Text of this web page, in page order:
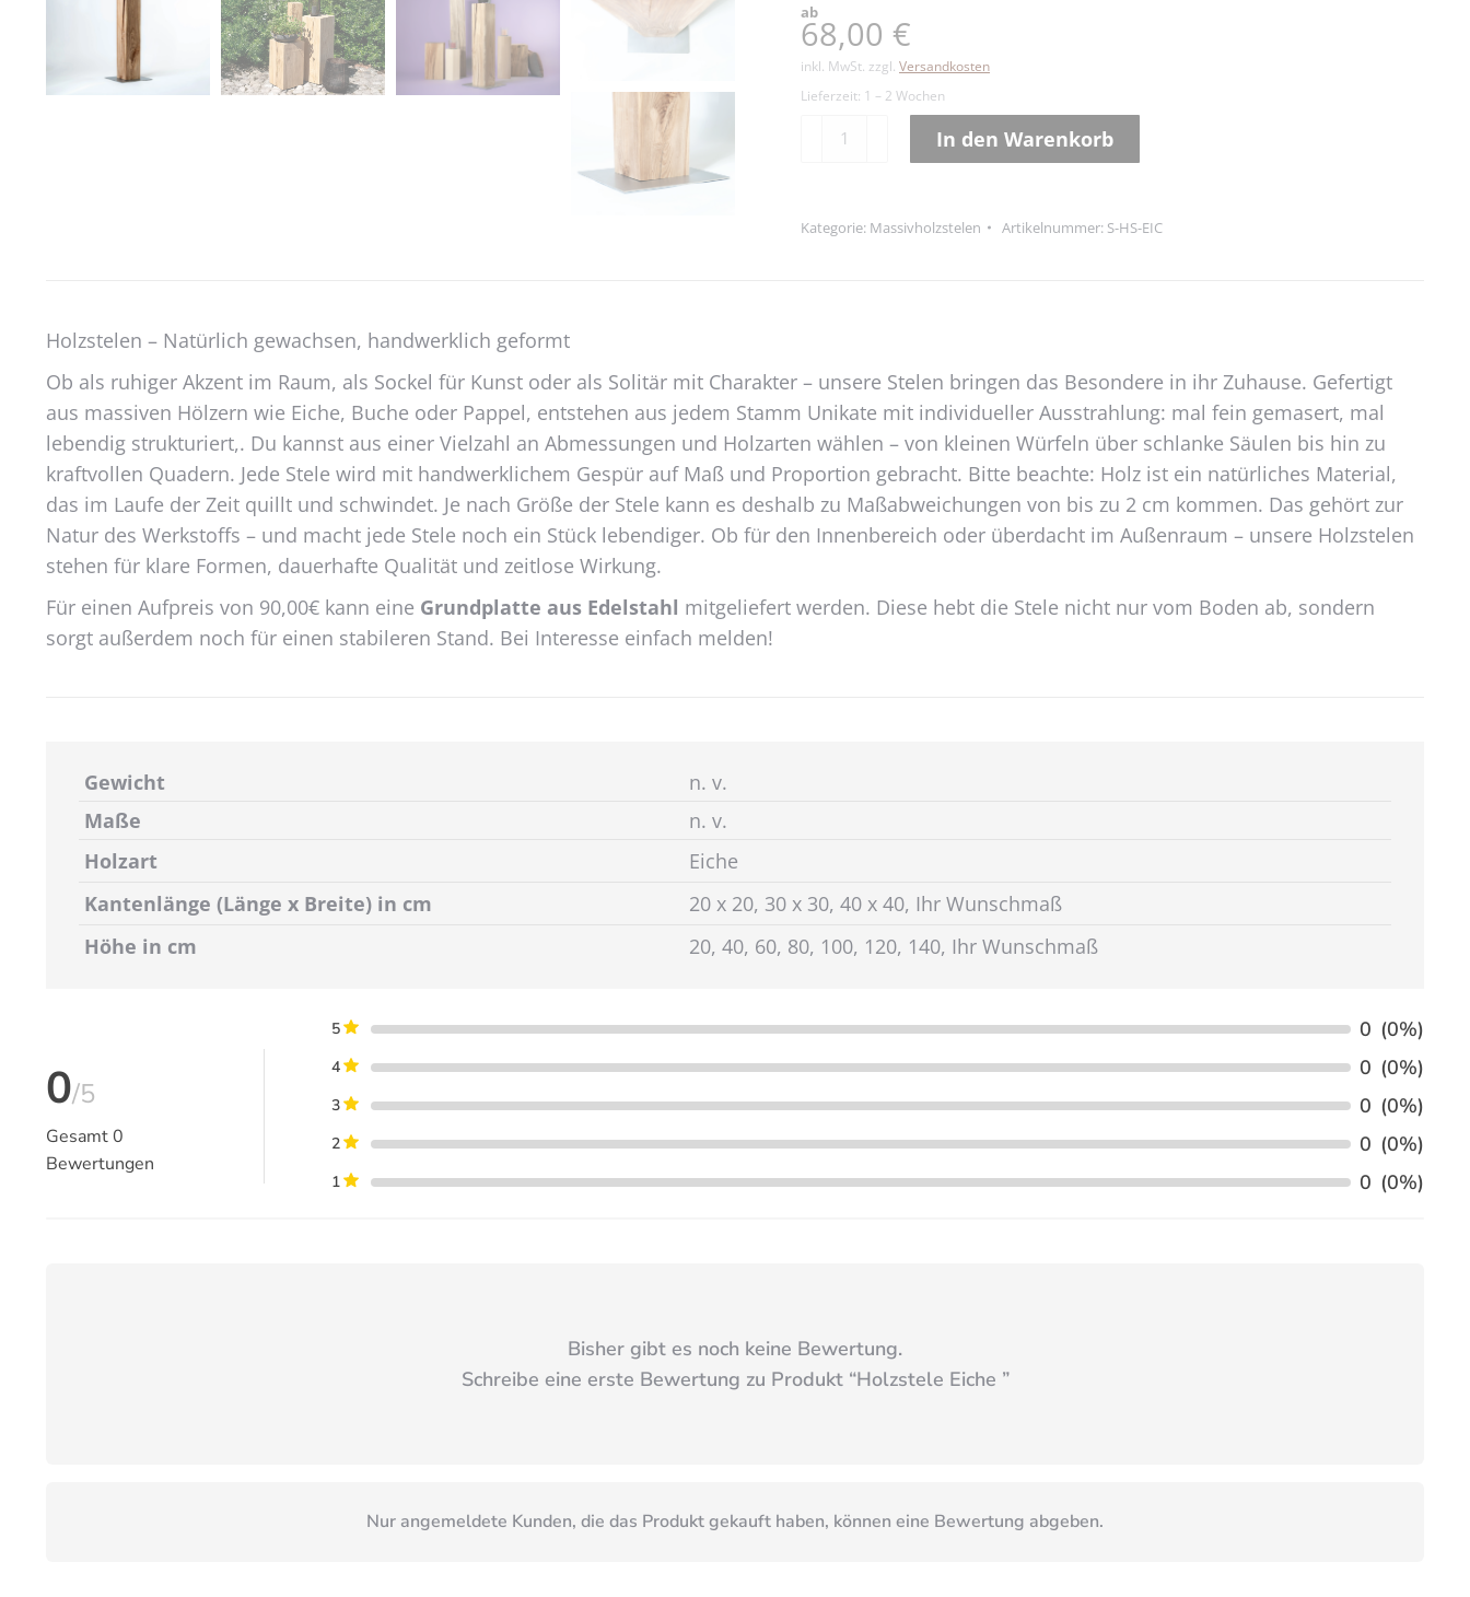
ab
68,00 €
inkl. MwSt. zzgl. Versandkosten
Lieferzeit: 1 – 2 Wochen
In den Warenkorb
Kategorie: Massivholzstelen Artikelnummer: S-HS-EIC
Holzstelen – Natürlich gewachsen, handwerklich geformt
Ob als ruhiger Akzent im Raum, als Sockel für Kunst oder als Solitär mit Charakter – unsere Stelen bringen das Besondere in ihr Zuhause. Gefertigt
aus massiven Hölzern wie Eiche, Buche oder Pappel, entstehen aus jedem Stamm Unikate mit individueller Ausstrahlung: mal fein gemasert, mal
lebendig strukturiert,. Du kannst aus einer Vielzahl an Abmessungen und Holzarten wählen – von kleinen Würfeln über schlanke Säulen bis hin zu
kraftvollen Quadern. Jede Stele wird mit handwerklichem Gespür auf Maß und Proportion gebracht. Bitte beachte: Holz ist ein natürliches Material,
das im Laufe der Zeit quillt und schwindet. Je nach Größe der Stele kann es deshalb zu Maßabweichungen von bis zu 2 cm kommen. Das gehört zur
Natur des Werkstoffs – und macht jede Stele noch ein Stück lebendiger. Ob für den Innenbereich oder überdacht im Außenraum – unsere Holzstelen
stehen für klare Formen, dauerhafte Qualität und zeitlose Wirkung.
Für einen Aufpreis von 90,00€ kann eine Grundplatte aus Edelstahl mitgeliefert werden. Diese hebt die Stele nicht nur vom Boden ab, sondern
sorgt außerdem noch für einen stabileren Stand. Bei Interesse einfach melden!
Gewicht
n. v.
Maße
n. v.
Holzart
Eiche
Kantenlänge (Länge x Breite) in cm
20 x 20, 30 x 30, 40 x 40, Ihr Wunschmaß
Höhe in cm
20, 40, 60, 80, 100, 120, 140, Ihr Wunschmaß
0/5
Gesamt0
Bewertungen
5 0 (0%)
4 0 (0%)
3 0 (0%)
2 0 (0%)
1 0 (0%)
Bisher gibt es noch keine Bewertung.
Schreibe eine erste Bewertung zu Produkt “Holzstele Eiche ”
Nur angemeldete Kunden, die das Produkt gekauft haben, können eine Bewertung abgeben.